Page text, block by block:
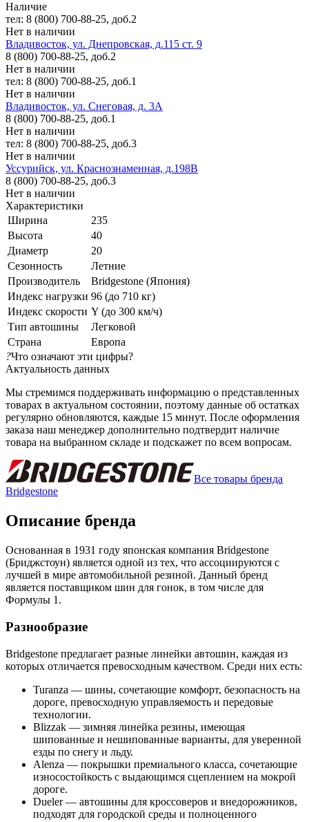
Наличие
тел: 8 (800) 700-88-25, доб.2
Нет в наличии
Владивосток, ул. Днепровская, д.115 ст. 9
8 (800) 700-88-25, доб.2
Нет в наличии
тел: 8 (800) 700-88-25, доб.1
Нет в наличии
Владивосток, ул. Снеговая, д. 3А
8 (800) 700-88-25, доб.1
Нет в наличии
тел: 8 (800) 700-88-25, доб.3
Нет в наличии
Уссурийск, ул. Краснознаменная, д.198В
8 (800) 700-88-25, доб.3
Нет в наличии
Характеристики
Ширина
235
Высота
40
Диаметр
20
Сезонность
Летние
Производитель
Bridgestone (Япония)
Индекс нагрузки 96 (до 710 кг)
Индекс скорости Y (до 300 км/ч)
Тип автошины
Легковой
Страна
Европа
?Что означают эти цифры?
Актуальность данных
Мы стремимся поддерживать информацию о представленных
товарах в актуальном состоянии, поэтому данные об остатках
регулярно обновляются, каждые 15 минут. После оформления
заказа наш менеджер дополнительно подтвердит наличие
товара на выбранном складе и подскажет по всем вопросам.
Все товары бренда
Bridgestone
Описание бренда
Основанная в 1931 году японская компания Bridgestone
(Бриджстоун) является одной из тех, что ассоциируются с
лучшей в мире автомобильной резиной. Данный бренд
является поставщиком шин для гонок, в том числе для
Формулы 1.
Разнообразие
Bridgestone предлагает разные линейки автошин, каждая из
которых отличается превосходным качеством. Среди них есть:
Turanza — шины, сочетающие комфорт, безопасность на
дороге, превосходную управляемость и передовые
технологии.
Blizzak — зимняя линейка резины, имеющая
шипованные и нешипованные варианты, для уверенной
езды по снегу и льду.
Alenza — покрышки премиального класса, сочетающие
износостойкость с выдающимся сцеплением на мокрой
дороге.
Dueler — автошины для кроссоверов и внедорожников,
подходят для городской среды и полноценного